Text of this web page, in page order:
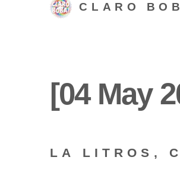
CLARO
[04 May
LA LITROS,